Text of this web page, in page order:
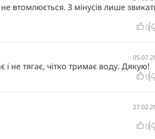
З мінусів лише
0
не тягає, чітко тримає воду. Дякую!
0
0